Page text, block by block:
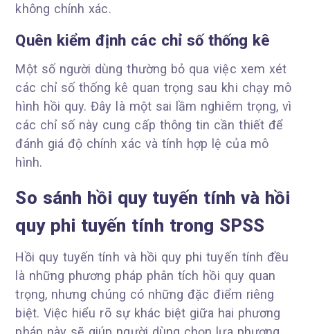
không chính xác.
Quên kiểm định các chỉ số thống kê
Một số người dùng thường bỏ qua việc xem xét
các chỉ số thống kê quan trọng sau khi chạy mô
hình hồi quy. Đây là một sai lầm nghiêm trọng, vì
các chỉ số này cung cấp thông tin cần thiết để
đánh giá độ chính xác và tính hợp lệ của mô
hình.
So sánh hồi quy tuyến tính và hồi
quy phi tuyến tính trong SPSS
Hồi quy tuyến tính và hồi quy phi tuyến tính đều
là những phương pháp phân tích hồi quy quan
trọng, nhưng chúng có những đặc điểm riêng
biệt. Việc hiểu rõ sự khác biệt giữa hai phương